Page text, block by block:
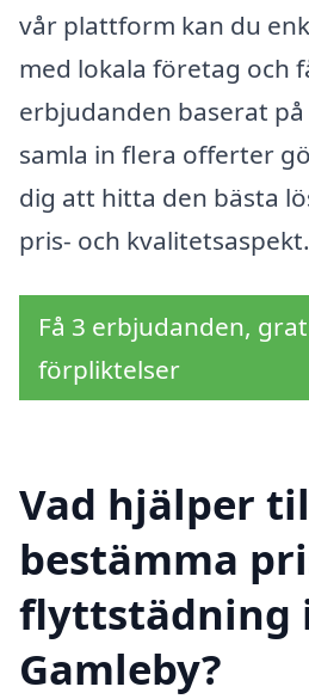
vår plattform kan du
med lokala företag och
erbjudanden baserat
samla in flera offerter
dig att hitta den bästa
pris- och kvalitetsaspekt.
Få 3 erbjudanden,
förpliktelser
Vad hjälper
bestämma
flyttstädning
Gamleby?